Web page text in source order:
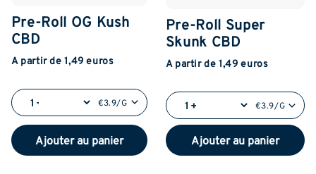
Pre-Roll OG Kush
CBD
A partir de 1,49 euros
€3.9/G
Ajouter au panier
Pre-Roll Super
Skunk CBD
A partir de 1,49 euros
€3.9/G
Ajouter au panier